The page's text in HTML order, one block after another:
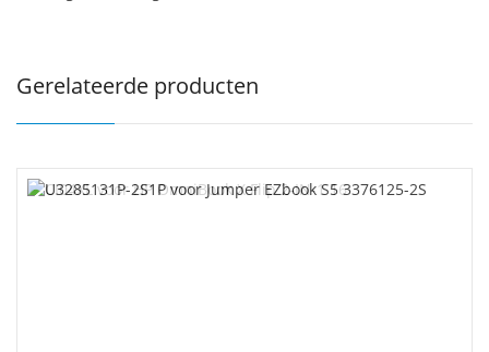
Gerelateerde producten